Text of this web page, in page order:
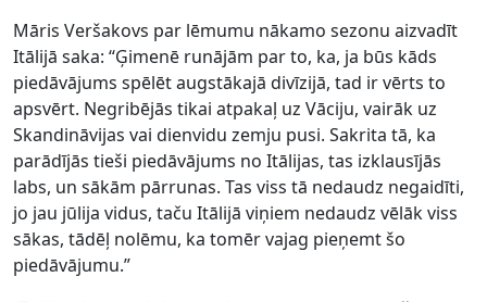
Māris Veršakovs par lēmumu nākamo sezonu aizvadīt
Itālijā saka: “Ģimenē runājām par to, ka, ja būs kāds
piedāvājums spēlēt augstākajā divīzijā, tad ir vērts to
apsvērt. Negribējās tikai atpakaļ uz Vāciju, vairāk uz
Skandināvijas vai dienvidu zemju pusi. Sakrita tā, ka
parādījās tieši piedāvājums no Itālijas, tas izklausījās
labs, un sākām pārrunas. Tas viss tā nedaudz negaidīti,
jo jau jūlija vidus, taču Itālijā viņiem nedaudz vēlāk viss
sākas, tādēļ nolēmu, ka tomēr vajag pieņemt šo
piedāvājumu.”